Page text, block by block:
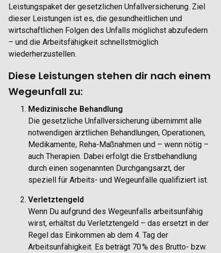
Leistungspaket der gesetzlichen Unfallversicherung. Ziel
dieser Leistungen ist es, die gesundheitlichen und
wirtschaftlichen Folgen des Unfalls möglichst abzufedern
– und die Arbeitsfähigkeit schnellstmöglich
wiederherzustellen.
Diese Leistungen stehen dir nach einem
Wegeunfall zu:
Medizinische Behandlung
Die gesetzliche Unfallversicherung übernimmt alle
notwendigen ärztlichen Behandlungen, Operationen,
Medikamente, Reha-Maßnahmen und – wenn nötig –
auch Therapien. Dabei erfolgt die Erstbehandlung
durch einen sogenannten Durchgangsarzt, der
speziell für Arbeits- und Wegeunfälle qualifiziert ist.
Verletztengeld
Wenn Du aufgrund des Wegeunfalls arbeitsunfähig
wirst, erhältst du Verletztengeld – das ersetzt in der
Regel das Einkommen ab dem 4. Tag der
Arbeitsunfähigkeit. Es beträgt 70 % des Brutto- bzw.